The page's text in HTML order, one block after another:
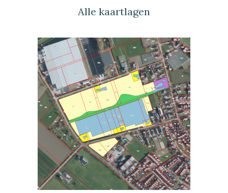
Alle kaartlagen